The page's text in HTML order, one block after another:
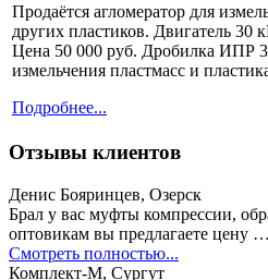
Продаётся агломератор для
других пластиков. Двигатель 30
Цена 50 000 руб. Дробилка ИПР
измельчения пластмасс и
Подробнее...
Отзывы клиентов
Денис Бояринцев, Озерск
Брал у вас муфты компрессии,
оптовикам вы предлагаете цену …
Смотреть полностью...
Комплект-М, Сургут